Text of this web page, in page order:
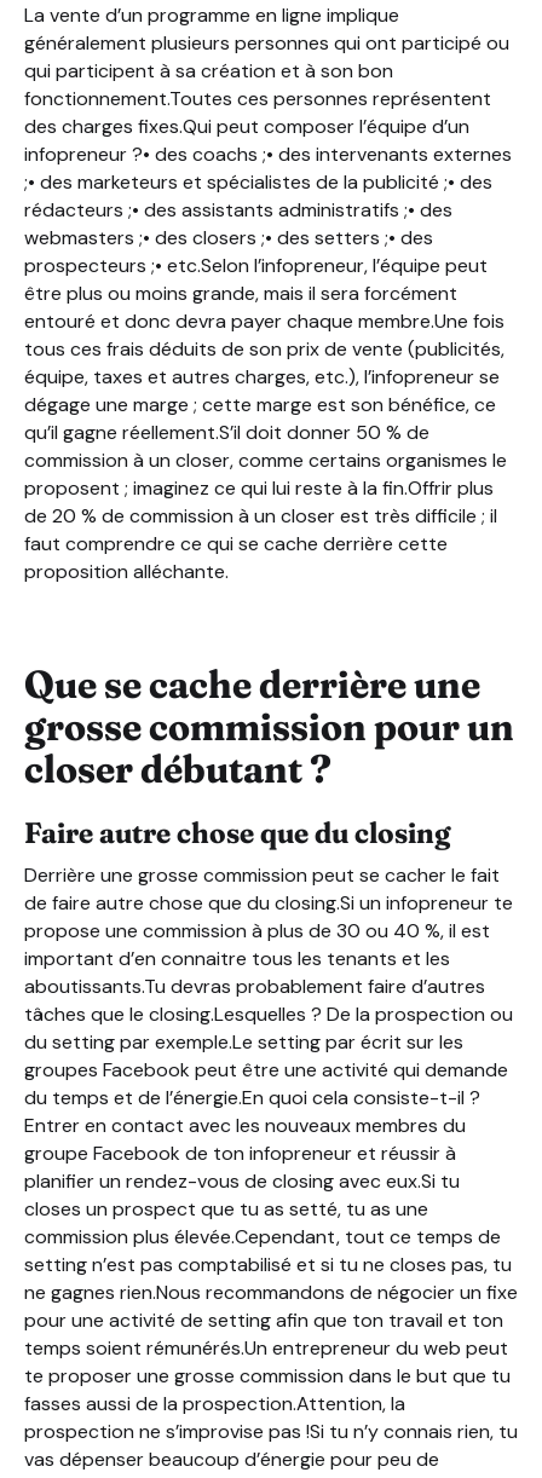
La vente d’un programme en ligne implique
généralement plusieurs personnes qui ont participé ou
qui participent à sa création et à son bon
fonctionnement.Toutes ces personnes représentent
des charges fixes.Qui peut composer l’équipe d’un
infopreneur ?• des coachs ;• des intervenants externes
;• des marketeurs et spécialistes de la publicité ;• des
rédacteurs ;• des assistants administratifs ;• des
webmasters ;• des closers ;• des setters ;• des
prospecteurs ;• etc.Selon l’infopreneur, l’équipe peut
être plus ou moins grande, mais il sera forcément
entouré et donc devra payer chaque membre.Une fois
tous ces frais déduits de son prix de vente (publicités,
équipe, taxes et autres charges, etc.), l’infopreneur se
dégage une marge ; cette marge est son bénéfice, ce
qu’il gagne réellement.S’il doit donner 50 % de
commission à un closer, comme certains organismes le
proposent ; imaginez ce qui lui reste à la fin.Offrir plus
de 20 % de commission à un closer est très difficile ; il
faut comprendre ce qui se cache derrière cette
proposition alléchante.
Que se cache derrière une
grosse commission pour un
closer débutant ?
Faire autre chose que du closing
Derrière une grosse commission peut se cacher le fait
de faire autre chose que du closing.Si un infopreneur te
propose une commission à plus de 30 ou 40 %, il est
important d’en connaitre tous les tenants et les
aboutissants.Tu devras probablement faire d’autres
tâches que le closing.Lesquelles ? De la prospection ou
du setting par exemple.Le setting par écrit sur les
groupes Facebook peut être une activité qui demande
du temps et de l’énergie.En quoi cela consiste-t-il ?
Entrer en contact avec les nouveaux membres du
groupe Facebook de ton infopreneur et réussir à
planifier un rendez-vous de closing avec eux.Si tu
closes un prospect que tu as setté, tu as une
commission plus élevée.Cependant, tout ce temps de
setting n’est pas comptabilisé et si tu ne closes pas, tu
ne gagnes rien.Nous recommandons de négocier un fixe
pour une activité de setting afin que ton travail et ton
temps soient rémunérés.Un entrepreneur du web peut
te proposer une grosse commission dans le but que tu
fasses aussi de la prospection.Attention, la
prospection ne s’improvise pas !Si tu n’y connais rien, tu
vas dépenser beaucoup d’énergie pour peu de